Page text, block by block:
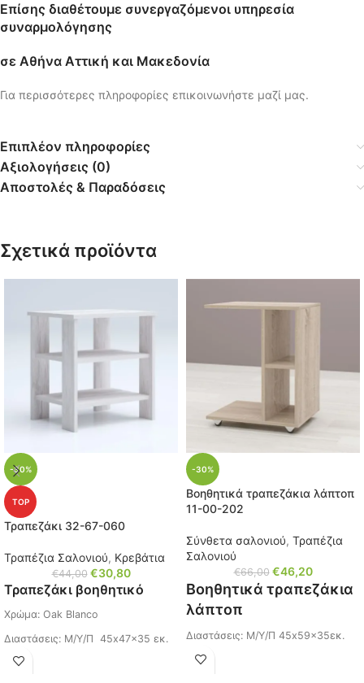
Επίσης διαθέτουμε συνεργαζόμενοι υπηρεσία
συναρμολόγησης
σε Αθήνα Αττική και Μακεδονία
Για περισσότερες πληροφορίες επικοινωνήστε μαζί μας.
Επιπλέον πληροφορίες
Αξιολογήσεις (0)
Αποστολές & Παραδόσεις
Σχετικά προϊόντα
-30%
TOP
Τραπεζάκι 32-67-060
Τραπέζια Σαλονιού, Κρεβάτια
€44,00 €30,80
Τραπεζάκι βοηθητικό
Χρώμα: Oak Blanco
Διαστάσεις: Μ/Υ/Π 45x47x35 εκ.
Κωδικός: 32-67-060
-30%
Βοηθητικά τραπεζάκια λάπτοπ
11-00-202
Σύνθετα σαλονιού, Τραπέζια
Σαλονιού
€66,00 €46,20
Βοηθητικά τραπεζάκια
λάπτοπ
Διαστάσεις: Μ/Υ/Π 45x59x35εκ.
Χρώμα: Oak Sonoma